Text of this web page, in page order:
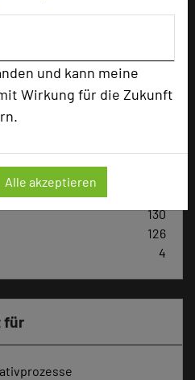
und kann meine
Wirkung für die Zukunft
Alle akzeptieren
70
2.500 m²
130
126
4
für